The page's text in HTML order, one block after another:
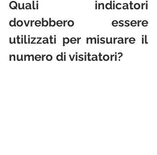
Quali indicatori
dovrebbero essere
utilizzati per misurare il
numero di visitatori?